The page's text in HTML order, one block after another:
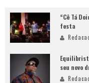
“Cê Tá
festa
seu novo